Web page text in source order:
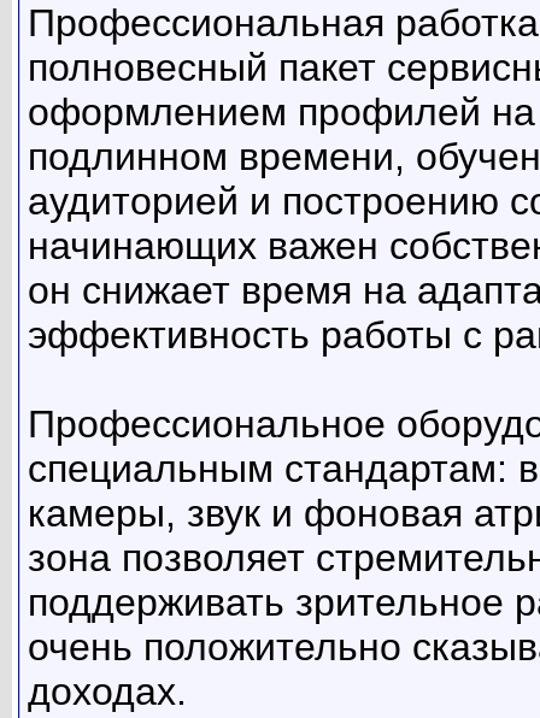
Профессиональная
полновесный пакет
оформлением профилей на
подлинном времени,
аудиторией и построению
начинающих важен
он снижает время на
эффективность работы с
Профессиональное
специальным стандартам:
камеры, звук и фоновая
зона позволяет
поддерживать зрительное
очень положительно
доходах.